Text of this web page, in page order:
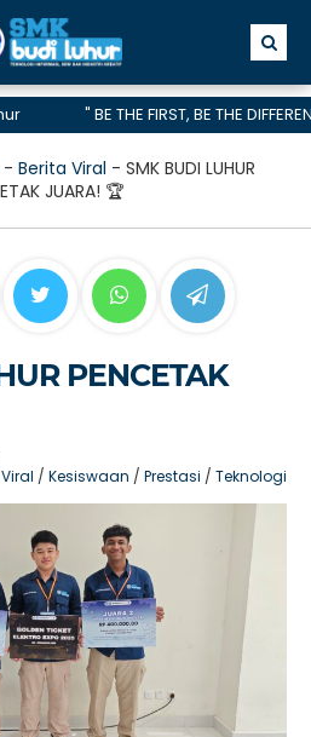
" BE THE FIRST, BE THE DIFFERENCE,
A hingga 2028
- Berita Viral - SMK BUDI LUHUR
JUARA! 🏆
PENCETAK
/ Kesiswaan / Prestasi / Teknologi